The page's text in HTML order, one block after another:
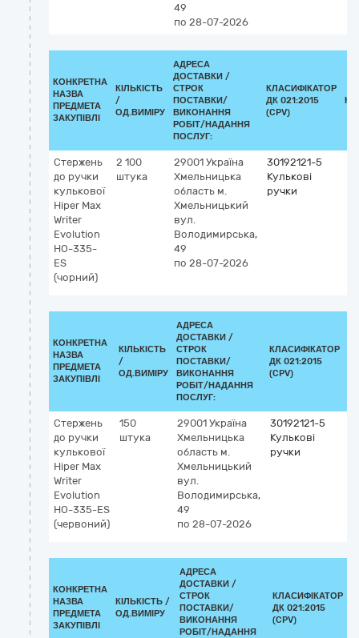
49
по 28-07-2026
КОНКРЕТНА
НАЗВА
ПРЕДМЕТА
ЗАКУПІВЛІ
КІЛЬКІСТЬ
/
ОД.ВИМІРУ
АДРЕСА
ДОСТАВКИ /
СТРОК
ПОСТАВКИ/
ВИКОНАННЯ
РОБІТ/НАДАННЯ
ПОСЛУГ:
КЛАСИФІКАТОР
ДК 021:2015
(CPV)
Стержень
до ручки
кулькової
Hiper Max
Writer
Evolution
HO-335-
ES
(чорний)
2 100
штука
29001 Україна
Хмельницька
область м.
Хмельницький
вул.
Володимирська,
49
по 28-07-2026
30192121-5
Кулькові
ручки
КОНКРЕТНА
НАЗВА
ПРЕДМЕТА
ЗАКУПІВЛІ
КІЛЬКІСТЬ
/
ОД.ВИМІРУ
АДРЕСА
ДОСТАВКИ /
СТРОК
ПОСТАВКИ/
ВИКОНАННЯ
РОБІТ/НАДАННЯ
ПОСЛУГ:
КЛАСИФІКАТОР
ДК 021:2015
(CPV)
Стержень
до ручки
кулькової
Hiper Max
Writer
Evolution
HO-335-ES
(червоний)
150
штука
29001 Україна
Хмельницька
область м.
Хмельницький
вул.
Володимирська,
49
по 28-07-2026
30192121-5
Кулькові
ручки
КОНКРЕТНА
НАЗВА
ПРЕДМЕТА
ЗАКУПІВЛІ
КІЛЬКІСТЬ /
ОД.ВИМІРУ
АДРЕСА
ДОСТАВКИ /
СТРОК
ПОСТАВКИ/
ВИКОНАННЯ
РОБІТ/НАДАННЯ
КЛАСИФІКАТОР
ДК 021:2015
(CPV)